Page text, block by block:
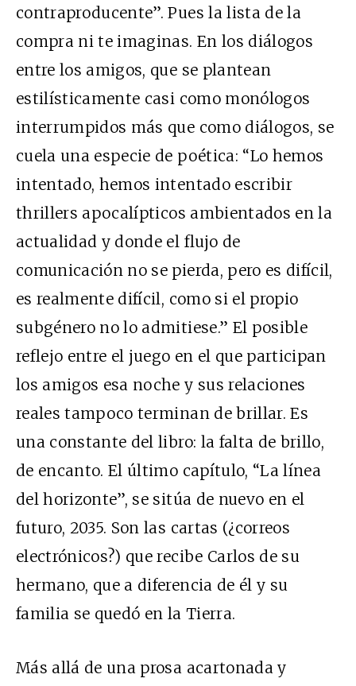
contraproducente”. Pues la lista de la
compra ni te imaginas. En los diálogos
entre los amigos, que se plantean
estilísticamente casi como monólogos
interrumpidos más que como diálogos, se
cuela una especie de poética: “Lo hemos
intentado, hemos intentado escribir
thrillers apocalípticos ambientados en la
actualidad y donde el flujo de
comunicación no se pierda, pero es difícil,
es realmente difícil, como si el propio
subgénero no lo admitiese.” El posible
reflejo entre el juego en el que participan
los amigos esa noche y sus relaciones
reales tampoco terminan de brillar. Es
una constante del libro: la falta de brillo,
de encanto. El último capítulo, “La línea
del horizonte”, se sitúa de nuevo en el
futuro, 2035. Son las cartas (¿correos
electrónicos?) que recibe Carlos de su
hermano, que a diferencia de él y su
familia se quedó en la Tierra.
Más allá de una prosa acartonada y